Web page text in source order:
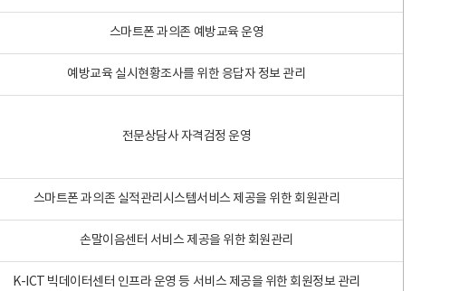
스마트폰 과의존 예방교육 운영
예방교육 실시현황조사를 위한 응답자 정보 관리
전문상담사 자격검정 운영
스마트폰 과의존 실적관리시스템서비스 제공을 위한 회원관리
손말이음센터 서비스 제공을 위한 회원관리
K-ICT 빅데이터센터 인프라 운영 등 서비스 제공을 위한 회원정보 관리